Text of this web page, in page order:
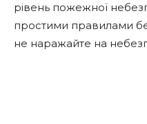
рівень пожежної
простими правилами
не наражайте на